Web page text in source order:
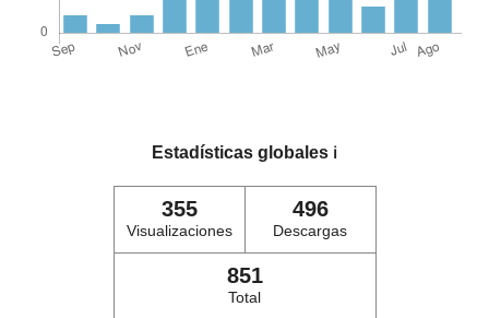
Estadísticas globales ℹ️
355
Visualizaciones
496
Descargas
851
Total